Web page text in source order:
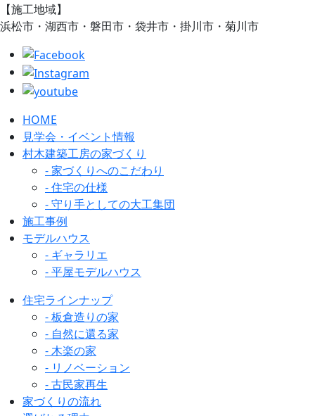
【施工地域】
浜松市・湖西市・磐田市・袋井市・掛川市・菊川市
HOME
見学会・イベント情報
村木建築工房の家づくり
- 家づくりへのこだわり
- 住宅の仕様
- 守り手としての大工集団
施工事例
モデルハウス
- ギャラリエ
- 平屋モデルハウス
住宅ラインナップ
- 板倉造りの家
- 自然に還る家
- 木楽の家
- リノベーション
- 古民家再生
家づくりの流れ